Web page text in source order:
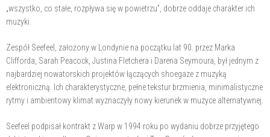
„wszystko, co stałe, rozpływa się w powietrzu”, dobrze oddaje charakter ich
muzyki.
Zespół Seefeel, założony w Londynie na początku lat 90. przez Marka
Clifforda, Sarah Peacock, Justina Fletchera i Darena Seymoura, był jednym z
najbardziej nowatorskich projektów łączących shoegaze z muzyką
elektroniczną. Ich charakterystyczne, pełne tekstur brzmienia, minimalistyczne
rytmy i ambientowy klimat wyznaczyły nowy kierunek w muzyce alternatywnej.
Seefeel podpisał kontrakt z Warp w 1994 roku po wydaniu dobrze przyjętego